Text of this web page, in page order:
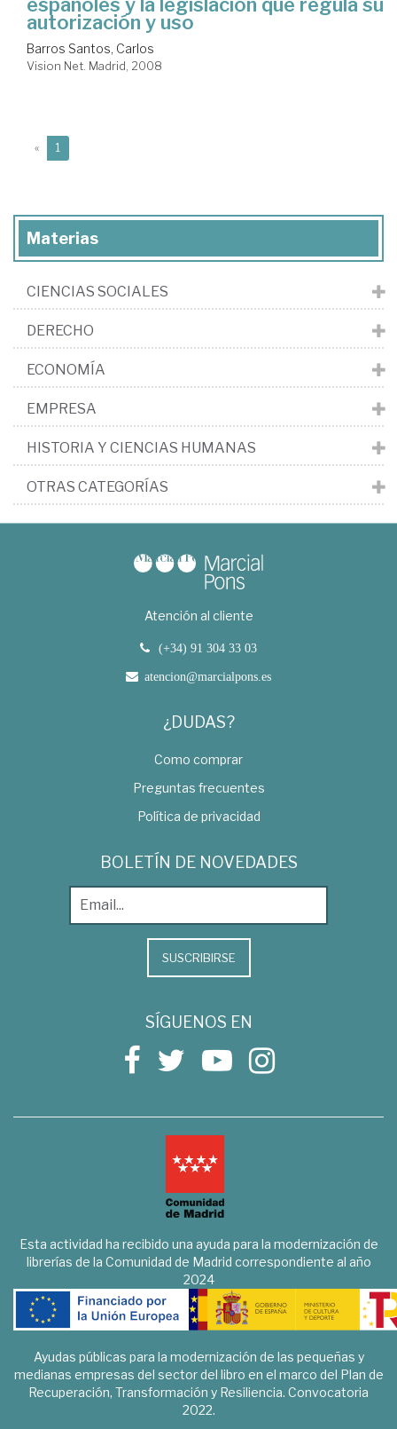
autorización y uso
Barros Santos, Carlos
Vision Net. Madrid, 2008
« 1
Materias
CIENCIAS SOCIALES
DERECHO
ECONOMÍA
EMPRESA
HISTORIA Y CIENCIAS HUMANAS
OTRAS CATEGORÍAS
Atención al cliente
(+34) 91 304 33 03
atencion@marcialpons.es
¿DUDAS?
Como comprar
Preguntas frecuentes
Política de privacidad
BOLETÍN DE NOVEDADES
SUSCRIBIRSE
SÍGUENOS EN
Esta actividad ha recibido una ayuda para la modernización de
librerías de la Comunidad de Madrid correspondiente al año
2024
Ayudas públicas para la modernización de las pequeñas y
medianas empresas del sector del libro en el marco del Plan de
Recuperación, Transformación y Resiliencia. Convocatoria
2022.